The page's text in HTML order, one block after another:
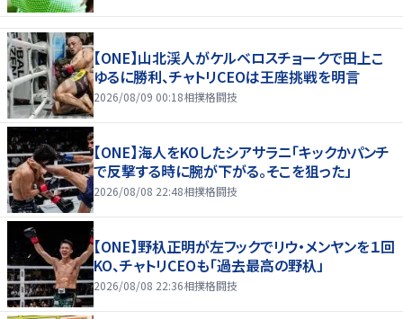
【ONE】山北渓人がケルベロスチョークで田上こ
ゆるに勝利、チャトリCEOは王座挑戦を明言
2026/08/09 00:18相撲格闘技
【ONE】海人をKOしたシアサラニ「キックかパンチ
で反撃する時に腕が下がる。そこを狙った」
2026/08/08 22:48相撲格闘技
【ONE】野杁正明が左フックでリウ・メンヤンを１回
KO、チャトリCEOも「過去最高の野杁」
2026/08/08 22:36相撲格闘技